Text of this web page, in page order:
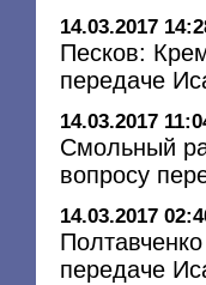
14.03.2017
Песков:
передаче
14.03.2017
Смольный
вопросу
14.03.2017
передаче